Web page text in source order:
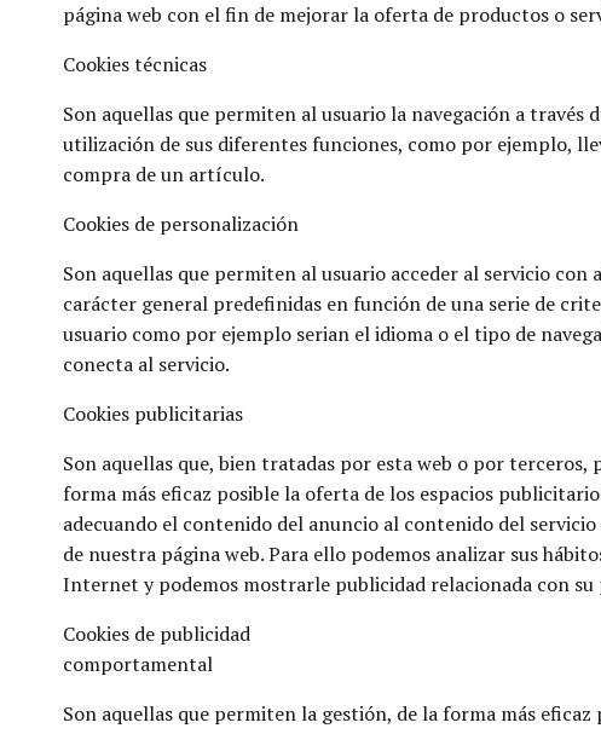
página web con el fin de mejorar la oferta de productos o
Cookies técnicas
Son aquellas que permiten al usuario la navegación a través
utilización de sus diferentes funciones, como por ejemplo,
compra de un artículo.
Cookies de personalización
Son aquellas que permiten al usuario acceder al servicio con
carácter general predefinidas en función de una serie de
usuario como por ejemplo serian el idioma o el tipo de
conecta al servicio.
Cookies publicitarias
Son aquellas que, bien tratadas por esta web o por
forma más eficaz posible la oferta de los espacios
adecuando el contenido del anuncio al contenido del
de nuestra página web. Para ello podemos analizar sus
Internet y podemos mostrarle publicidad relacionada con su
Cookies de publicidad
comportamental
Son aquellas que permiten la gestión, de la forma más eficaz